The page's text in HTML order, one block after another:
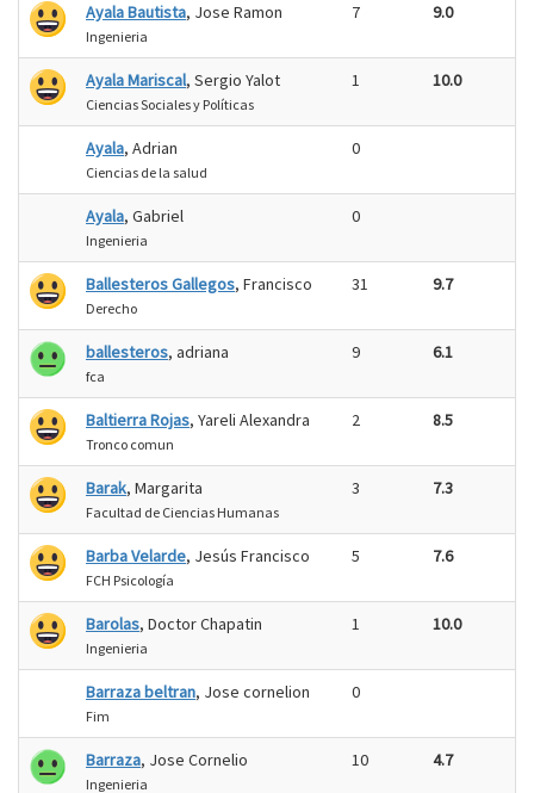
Ayala Bautista, Jose Ramon
Ingenieria
7 9.0
Ayala Mariscal, Sergio Yalot
Ciencias Sociales y Políticas
1 10.0
Ayala, Adrian
Ciencias de la salud
0
Ayala, Gabriel
Ingenieria
0
Ballesteros Gallegos, Francisco
Derecho
31 9.7
ballesteros, adriana
fca
9 6.1
Baltierra Rojas, Yareli Alexandra
Tronco comun
2 8.5
Barak, Margarita
Facultad de Ciencias Humanas
3 7.3
Barba Velarde, Jesús Francisco
FCH Psicología
5 7.6
Barolas, Doctor Chapatin
Ingenieria
1 10.0
Barraza beltran, Jose cornelion
Fim
0
Barraza, Jose Cornelio
Ingenieria
10 4.7